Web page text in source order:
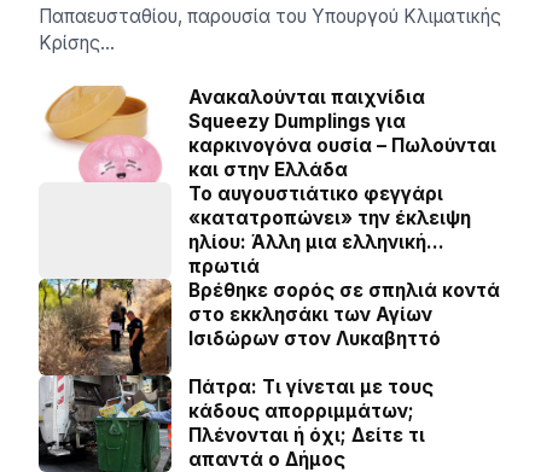
Παπαευσταθίου, παρουσία του Υπουργού Κλιματικής
Κρίσης…
Ανακαλούνται παιχνίδια
Squeezy Dumplings για
καρκινογόνα ουσία – Πωλούνται
και στην Ελλάδα
Το αυγουστιάτικο φεγγάρι
«κατατροπώνει» την έκλειψη
ηλίου: Άλλη μια ελληνική…
πρωτιά
Βρέθηκε σορός σε σπηλιά κοντά
στο εκκλησάκι των Αγίων
Ισιδώρων στον Λυκαβηττό
Πάτρα: Τι γίνεται με τους
κάδους απορριμμάτων;
Πλένονται ή όχι; Δείτε τι
απαντά ο Δήμος